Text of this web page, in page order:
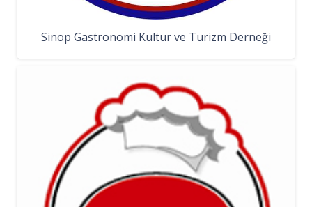
Sinop Gastronomi Kültür ve Turizm Derneği